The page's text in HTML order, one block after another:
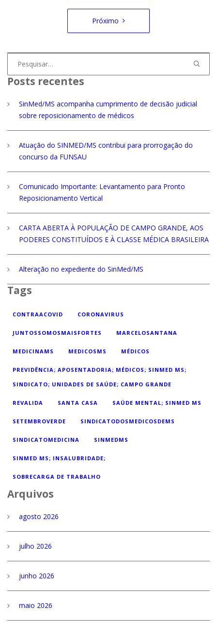
Próximo
Posts recentes
SinMed/MS acompanha cumprimento de decisão judicial
sobre reposicionamento de médicos
Atuação do SINMED/MS contribui para prorrogação do
concurso da FUNSAU
Comunicado Importante: Levantamento para Pronto
Reposicionamento Vertical
CARTA ABERTA À POPULAÇÃO DE CAMPO GRANDE, AOS
PODERES CONSTITUÍDOS E À CLASSE MÉDICA BRASILEIRA
Alteração no expediente do SinMed/MS
Tags
CONTRAACOVID CORONAVIRUS
JUNTOSSOMOSMAISFORTES MARCELOSANTANA
MEDICINAMS MEDICOSMS MÉDICOS
PREVIDÊNCIA; APOSENTADORIA; MÉDICOS; SINMED MS;
SINDICATO; UNIDADES DE SAÚDE; CAMPO GRANDE
REVALIDA SANTA CASA SAÚDE MENTAL; SINMED MS
SETEMBROVERDE SINDICATODOSMEDICOSDEMS
SINDICATOMEDICINA SINMEDMS
SINMED MS; INSALUBRIDADE;
SOBRECARGA DE TRABALHO
Arquivos
agosto 2026
julho 2026
junho 2026
maio 2026